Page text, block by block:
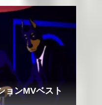
ョンMVベスト